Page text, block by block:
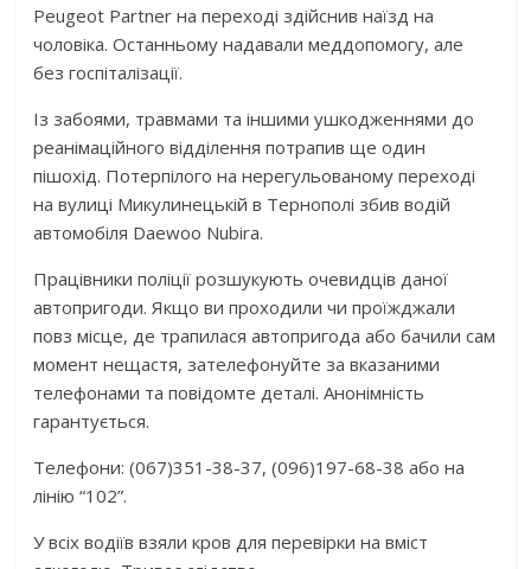
Peugeot Partner на переході здійснив наїзд на
чоловіка. Останньому надавали меддопомогу, але
без госпіталізації.
Із забоями, травмами та іншими ушкодженнями до
реанімаційного відділення потрапив ще один
пішохід. Потерпілого на нерегульованому переході
на вулиці Микулинецькій в Тернополі збив водій
автомобіля Daewoo Nubira.
Працівники поліції розшукують очевидців даної
автопригоди. Якщо ви проходили чи проїжджали
повз місце, де трапилася автопригода або бачили сам
момент нещастя, зателефонуйте за вказаними
телефонами та повідомте деталі. Анонімність
гарантується.
Телефони: (067)351-38-37, (096)197-68-38 або на
лінію “102”.
У всіх водіїв взяли кров для перевірки на вміст